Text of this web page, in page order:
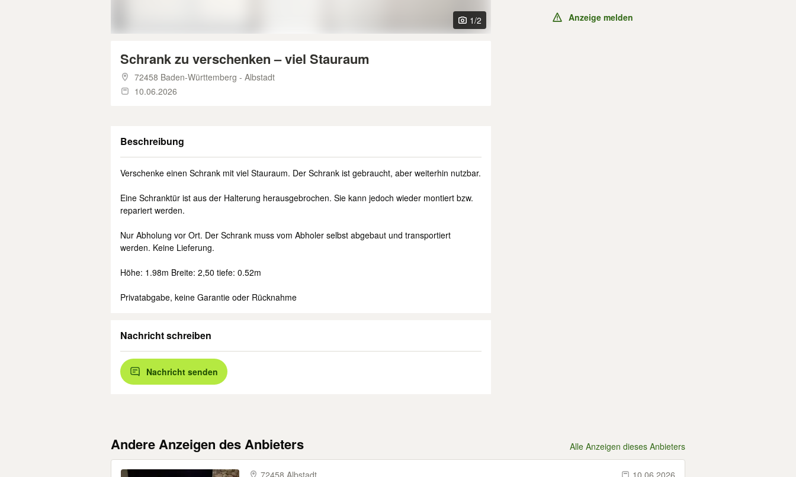
1/2
Schrank zu verschenken – viel Stauraum
72458 Baden-Württemberg - Albstadt
10.06.2026
Beschreibung
Verschenke einen Schrank mit viel Stauraum. Der Schrank ist gebraucht, aber weiterhin nutzbar.
Eine Schranktür ist aus der Halterung herausgebrochen. Sie kann jedoch wieder montiert bzw.
repariert werden.
Nur Abholung vor Ort. Der Schrank muss vom Abholer selbst abgebaut und transportiert
werden. Keine Lieferung.
Höhe: 1.98m Breite: 2,50 tiefe: 0.52m
Privatabgabe, keine Garantie oder Rücknahme
Nachricht schreiben
Nachricht senden
Anzeige melden
Andere Anzeigen des Anbieters Alle Anzeigen dieses Anbieters
72458 Albstadt 10.06.2026